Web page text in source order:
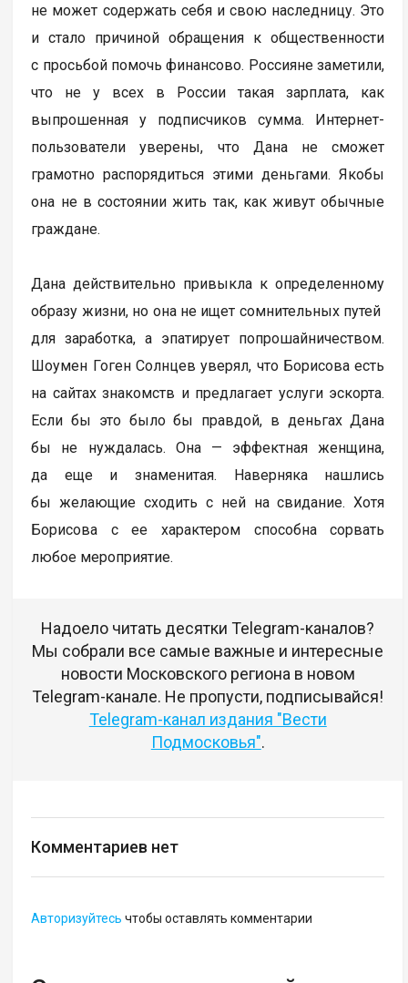
не может содержать себя и свою наследницу. Это
и стало причиной обращения к общественности
с просьбой помочь финансово. Россияне заметили,
что не у всех в России такая зарплата, как
выпрошенная у подписчиков сумма. Интернет-
пользователи уверены, что Дана не сможет
грамотно распорядиться этими деньгами. Якобы
она не в состоянии жить так, как живут обычные
граждане.
Дана действительно привыкла к определенному
образу жизни, но она не ищет сомнительных путей
для заработка, а эпатирует попрошайничеством.
Шоумен Гоген Солнцев уверял, что Борисова есть
на сайтах знакомств и предлагает услуги эскорта.
Если бы это было бы правдой, в деньгах Дана
бы не нуждалась. Она — эффектная женщина,
да еще и знаменитая. Наверняка нашлись
бы желающие сходить с ней на свидание. Хотя
Борисова с ее характером способна сорвать
любое мероприятие.
Надоело читать десятки Telegram-каналов?
Мы собрали все самые важные и интересные
новости Московского региона в новом
Telegram-канале. Не пропусти, подписывайся!
Telegram-канал издания "Вести
Подмосковья".
Комментариев нет
Авторизуйтесь чтобы оставлять комментарии